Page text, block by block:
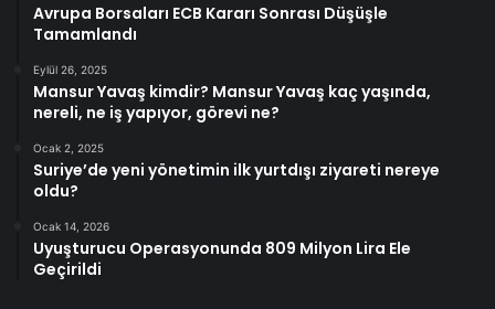
Avrupa Borsaları ECB Kararı Sonrası Düşüşle
Tamamlandı
Eylül 26, 2025
Mansur Yavaş kimdir? Mansur Yavaş kaç yaşında,
nereli, ne iş yapıyor, görevi ne?
Ocak 2, 2025
Suriye’de yeni yönetimin ilk yurtdışı ziyareti nereye
oldu?
Ocak 14, 2026
Uyuşturucu Operasyonunda 809 Milyon Lira Ele
Geçirildi